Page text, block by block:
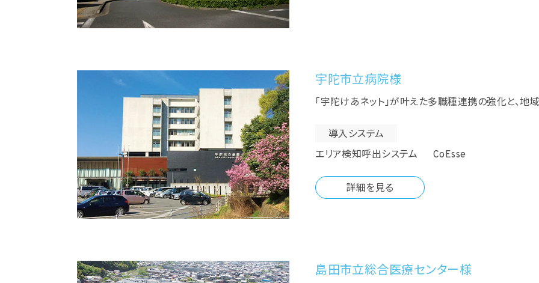
宇陀市立病院様
「宇陀けあネット」が叶えた多職種連携の強化と、
導入システム
エリア検知呼出システム CoEsse
詳細を見る
島田市立総合医療センター様